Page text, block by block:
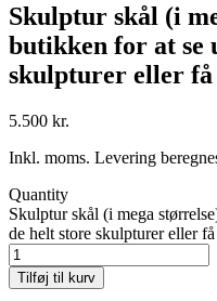
Skulptur skål (i
butikken for at se
skulpturer eller få
5.500 kr.
Inkl. moms. Levering
Quantity
Skulptur skål (i mega
de helt store skulpturer eller
Tilføj til kurv